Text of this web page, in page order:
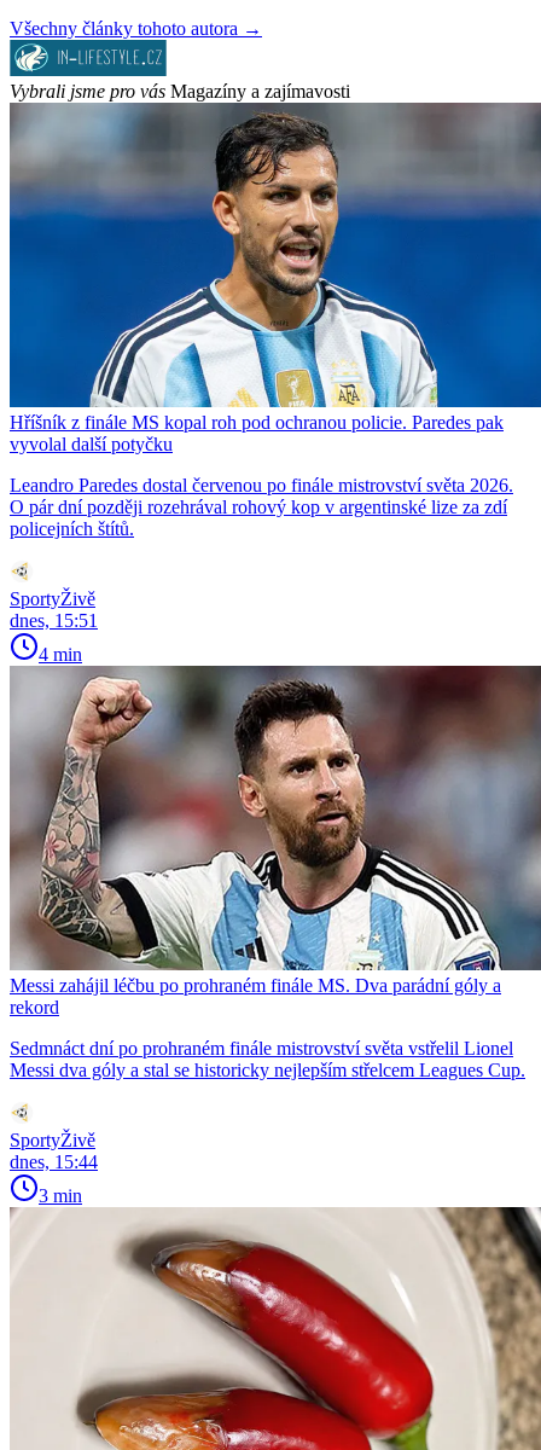
Všechny články tohoto autora →
Vybrali jsme pro vás Magazíny a zajímavosti
Hříšník z finále MS kopal roh pod ochranou policie. Paredes pak
vyvolal další potyčku
Leandro Paredes dostal červenou po finále mistrovství světa 2026.
O pár dní později rozehrával rohový kop v argentinské lize za zdí
policejních štítů.
SportyŽivě
dnes, 15:51
4 min
Messi zahájil léčbu po prohraném finále MS. Dva parádní góly a
rekord
Sedmnáct dní po prohraném finále mistrovství světa vstřelil Lionel
Messi dva góly a stal se historicky nejlepším střelcem Leagues Cup.
SportyŽivě
dnes, 15:44
3 min